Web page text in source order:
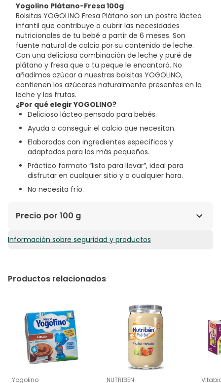
Yogolino Plátano-Fresa 100g
Bolsitas YOGOLINO Fresa Plátano son un postre lácteo
infantil que contribuye a cubrir las necesidades
nutricionales de tu bebé a partir de 6 meses. Son
fuente natural de calcio por su contenido de leche.
Con una deliciosa combinación de leche y puré de
plátano y fresa que a tu peque le encantará. No
añadimos azúcar a nuestras bolsitas YOGOLINO,
contienen los azúcares naturalmente presentes en la
leche y las frutas.
¿Por qué elegir YOGOLINO?
Delicioso lácteo pensado para bebés.
Ayuda a conseguir el calcio que necesitan.
Elaboradas con ingredientes específicos y
adaptados para los más pequeños.
Práctico formato “listo para llevar”, ideal para
disfrutar en cualquier sitio y a cualquier hora.
No necesita frío.
Precio por 100 g
1,45€ / 100 g
Información sobre seguridad y productos
Productos relacionados
Yogolino NUTRIBEN